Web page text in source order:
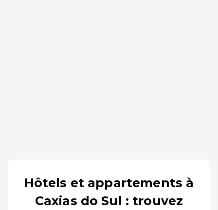
Hôtels et appartements à
Caxias do Sul : trouvez